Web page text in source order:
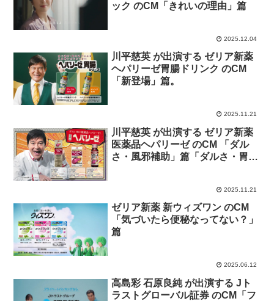
ック のCM「きれいの理由」篇
2025.12.04
川平慈英 が出演する ゼリア新薬
ヘパリーゼ胃腸ドリンク のCM
「新登場」篇。
2025.11.21
川平慈英 が出演する ゼリア新薬
医薬品ヘパリーゼ のCM 「ダル
さ・風邪補助」篇「ダルさ・胃腸
2025.11.21
ゼリア新薬 新ウィズワン のCM
「気づいたら便秘なってない？」
篇
2025.06.12
高島彩 石原良純 が出演する Jト
ラストグローバル証券 のCM「フ